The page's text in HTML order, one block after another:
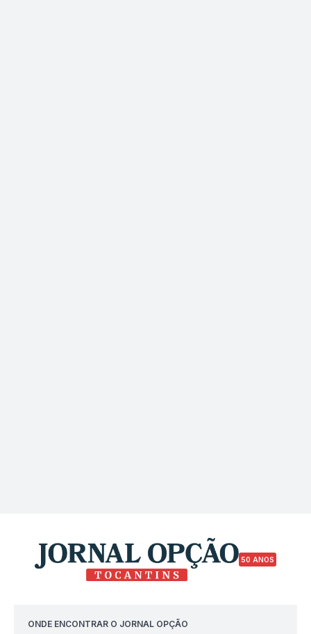
50 ANOS
ONDE ENCONTRAR O JORNAL OPÇÃO